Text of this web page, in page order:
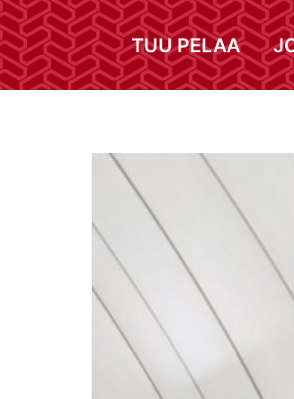
TUU PELAA